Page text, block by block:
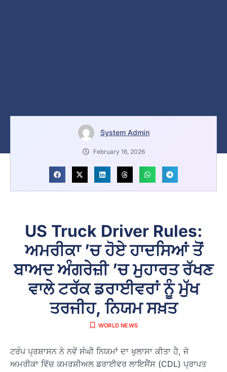
System Admin
February 16, 2026
US Truck Driver Rules:
ਅਮਰੀਕਾ ’ਚ ਹੋਏ ਹਾਦਸਿਆਂ ਤੋਂ
ਬਾਅਦ ਅੰਗਰੇਜ਼ੀ ’ਚ ਮੁਹਾਰਤ ਰੱਖਣ
ਵਾਲੇ ਟਰੱਕ ਡਰਾਈਵਰਾਂ ਨੂੰ ਮੁੱਖ
ਤਰਜੀਹ, ਨਿਯਮ ਸਖ਼ਤ
WORLD NEWS
ਟਰੰਪ ਪ੍ਰਸ਼ਾਸਨ ਨੇ ਨਵੇਂ ਸੰਘੀ ਨਿਯਮਾਂ ਦਾ ਖੁਲਾਸਾ ਕੀਤਾ ਹੈ, ਜੋ
ਅਮਰੀਕਾ ਵਿੱਚ ਕਮਰਸ਼ੀਅਲ ਡਰਾਈਵਰ ਲਾਇਸੈਂਸ (CDL) ਪ੍ਰਾਪਤ